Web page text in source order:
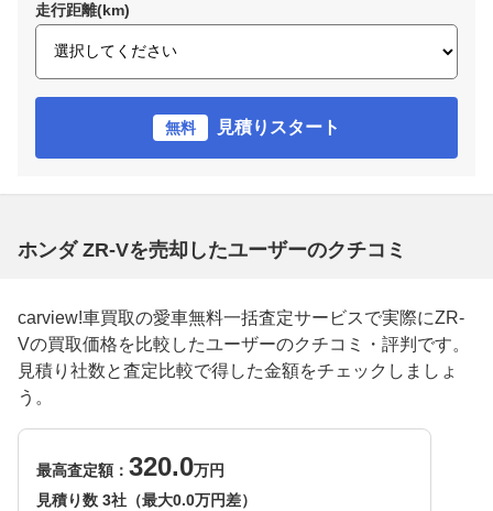
走行距離(km)
無料 見積りスタート
ホンダ ZR-Vを売却したユーザーのクチコミ
carview!車買取の愛車無料一括査定サービスで実際にZR-
Vの買取価格を比較したユーザーのクチコミ・評判です。
見積り社数と査定比較で得した金額をチェックしましょ
う。
最高査定額： 320.0万円
見積り数 3社（最大0.0万円差）